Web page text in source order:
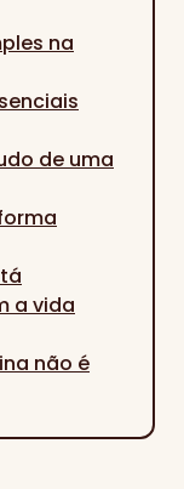
na
de uma
a vida
não é